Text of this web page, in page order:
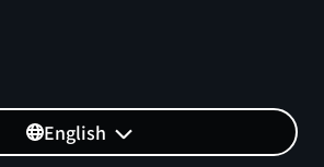
English